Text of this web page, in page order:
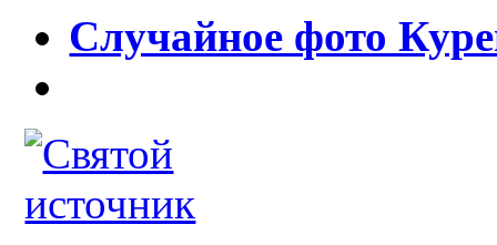
Случайное фото